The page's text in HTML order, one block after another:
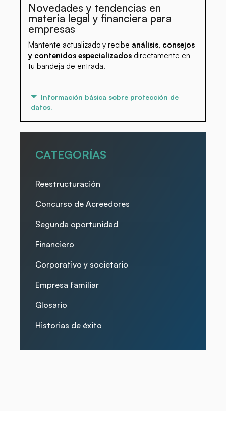
Novedades y tendencias en
materia legal y financiera para
empresas
Mantente actualizado y recibe análisis, consejos
y contenidos especializados directamente en
tu bandeja de entrada.
Información básica sobre protección de
datos.
CATEGORÍAS
Reestructuración
Concurso de Acreedores
Segunda oportunidad
Financiero
Corporativo y societario
Empresa familiar
Glosario
Historias de éxito